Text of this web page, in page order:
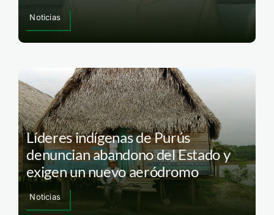
Noticias
Líderes indígenas de Purús
denuncian abandono del Estado y
exigen un nuevo aeródromo
Noticias